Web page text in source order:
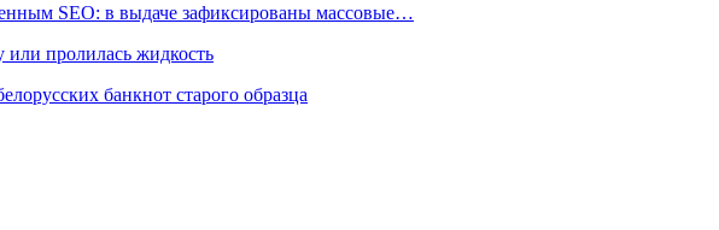
SEO: в выдаче зафиксированы массовые…
или пролилась жидкость
банкнот старого образца